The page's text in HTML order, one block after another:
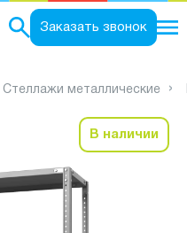
Заказать звонок
Стеллажи металлические
В наличии